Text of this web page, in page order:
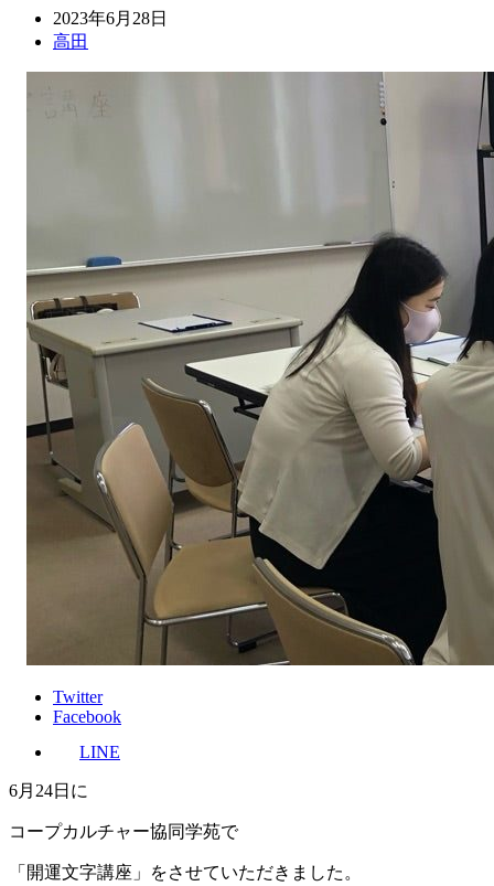
2023年6月28日
高田
Twitter
Facebook
LINE
6月24日に
コープカルチャー協同学苑で
「開運文字講座」をさせていただきました。